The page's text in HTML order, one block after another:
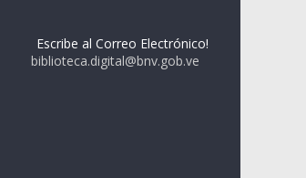
Escribe al Correo Electrónico!
biblioteca.digital@bnv.gob.ve